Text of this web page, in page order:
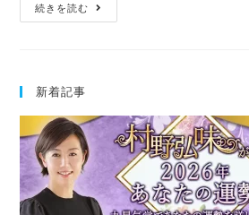
続きを読む
年
｜
村
野
弘
味
新着記事